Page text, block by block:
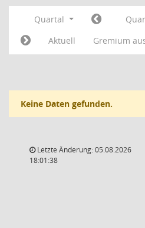
Quartal
Aktuell
Gremium
Keine Daten gefunden.
Letzte Änderung: 05.08.2026
18:01:38